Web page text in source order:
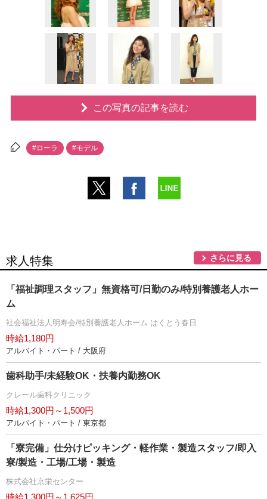
この写真の記事を読む
#ローラ #モデル
求人特集 さらに見る
「福祉調理スタッフ」無資格可/日勤のみ/特別養護老人ホー
ム
社会福祉法人明寿会/特別養護老人ホーム はくとう春日
時給1,180円
アルバイト・パート / 大阪府
歯科助手/未経験OK・扶養内勤務OK
クレール歯科クリニック
時給1,300円～1,500円
アルバイト・パート / 東京都
「寮完備」仕分けピッキング・軽作業・製造スタッフ/即入
寮/製造・工場/工場・製造
株式会社京栄センター
時給1,300円～1,625円